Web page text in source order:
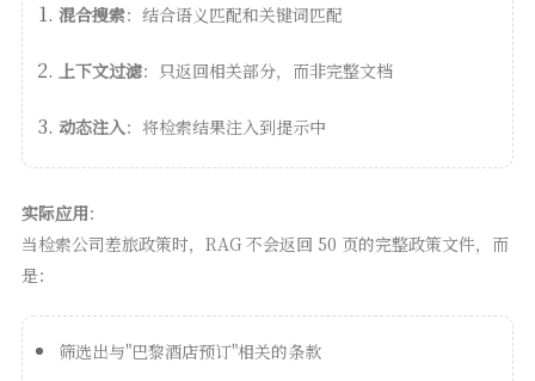
混合搜索：结合语义匹配和关键词匹配
上下文过滤：只返回相关部分，而非完整文档
动态注入：将检索结果注入到提示中
实际应用：
当检索公司差旅政策时，RAG 不会返回 50 页的完整政策文件，而
是：
筛选出与"巴黎酒店预订"相关的条款